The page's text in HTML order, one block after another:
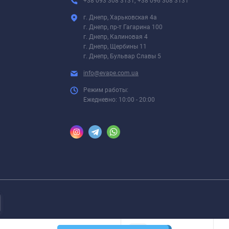
г. Днепр, Харьковская 4а
г. Днепр, пр-т Гагарина 100
г. Днепр, Калиновая 4
г. Днепр, Щербины 11
г. Днепр, Бульвар Славы 5
info@evape.com.ua
Режим работы:
Ежедневно: 10:00 - 20:00